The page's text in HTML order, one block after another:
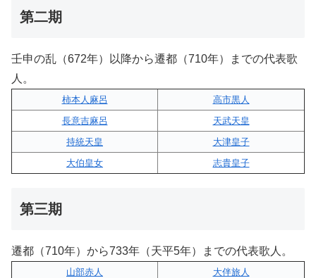
第二期
壬申の乱（672年）以降から遷都（710年）までの代表歌
人。
柿本人麻呂
高市黒人
長意吉麻呂
天武天皇
持統天皇
大津皇子
大伯皇女
志貴皇子
第三期
遷都（710年）から733年（天平5年）までの代表歌人。
山部赤人
大伴旅人